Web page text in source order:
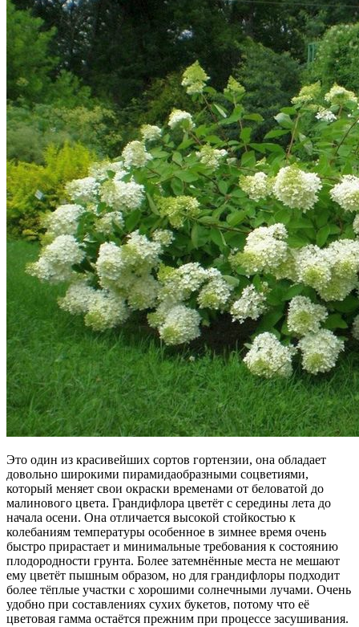
Это один из красивейших сортов гортензии, она обладает
довольно широкими пирамидаобразными соцветиями,
который меняет свои окраски временами от беловатой до
малинового цвета. Грандифлора цветёт с середины лета до
начала осени. Она отличается высокой стойкостью к
колебаниям температуры особенное в зимнее время очень
быстро прирастает и минимальные требования к состоянию
плодородности грунта. Более затемнённые места не мешают
ему цветёт пышным образом, но для грандифлоры подходит
более тёплые участки с хорошими солнечными лучами. Очень
удобно при составлениях сухих букетов, потому что её
цветовая гамма остаётся прежним при процессе засушивания.